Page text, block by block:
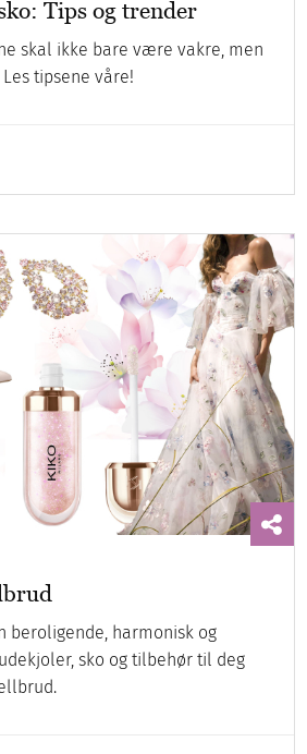
Tips og trender
skal ikke bare være vakre, men
tipsene våre!
beroligende, harmonisk og
sko og tilbehør til deg